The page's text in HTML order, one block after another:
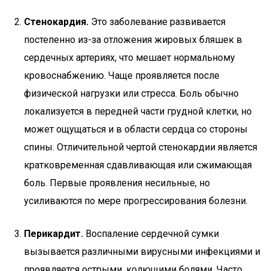
Стенокардия. Это заболевание развивается
постепенно из-за отложения жировых бляшек в
сердечных артериях, что мешает нормальному
кровоснабжению. Чаще проявляется после
физической нагрузки или стресса. Боль обычно
локализуется в передней части грудной клетки, но
может ощущаться и в области сердца со стороны
спины. Отличительной чертой стенокардии является
кратковременная сдавливающая или сжимающая
боль. Первые проявления несильные, но
усиливаются по мере прогрессирования болезни.
Перикардит. Воспаление сердечной сумки
вызывается различными вирусными инфекциями и